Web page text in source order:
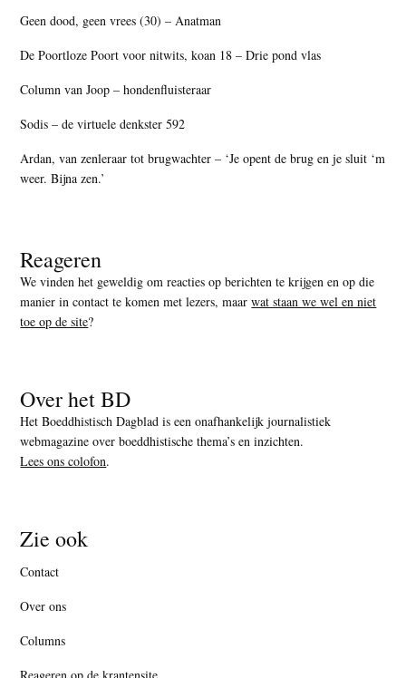
Geen dood, geen vrees (30) – Anatman
De Poortloze Poort voor nitwits, koan 18 – Drie pond vlas
Column van Joop – hondenfluisteraar
Sodis – de virtuele denkster 592
Ardan, van zenleraar tot brugwachter – ‘Je opent de brug en je sluit ‘m
weer. Bijna zen.’
Reageren
We vinden het geweldig om reacties op berichten te krijgen en op die
manier in contact te komen met lezers, maarwat staan we wel en niet
toe op de site?
Over het BD
Het Boeddhistisch Dagblad is een onafhankelijk journalistiek
webmagazine over boeddhistische thema’s en inzichten.
Lees ons colofon.
Zie ook
Contact
Over ons
Columns